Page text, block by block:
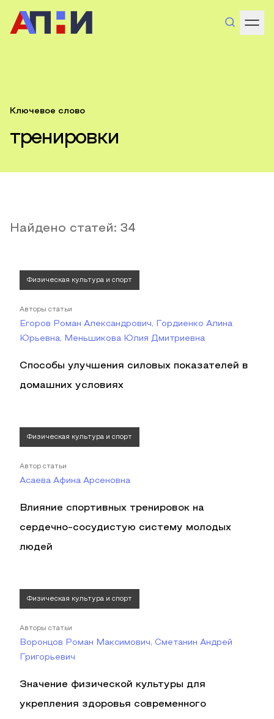
Ключевое слово
тренировки
Найдено статей: 34
Физическая культура и спорт
Авторы статьи
Егоров Роман Александрович, Гордиенко Алина
Юрьевна, Меньшикова Юлия Дмитриевна
Способы улучшения силовых показателей в
домашних условиях
Физическая культура и спорт
Автор статьи
Асаева Афина Арсеновна
Влияние спортивных тренировок на
сердечно-сосудистую систему молодых
людей
Физическая культура и спорт
Авторы статьи
Воронцов Роман Максимович, Сметанин Андрей
Григорьевич
Значение физической культуры для
укрепления здоровья современного